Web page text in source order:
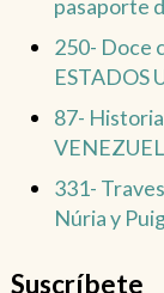
pasaporte
250- Doce
ESTADOS
87-
331-
Núria y
Suscríbete